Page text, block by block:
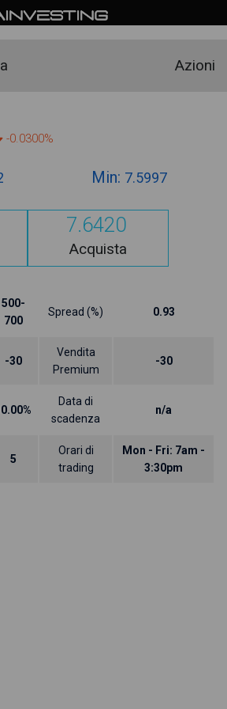
Azioni
-0.0300%
Min: 7.5997
7.6420
Acquista
500-
700
Spread (%) 0.93
-30
Vendita
Premium
-30
Data di
scadenza
n/a
5
Orari di
trading
Mon - Fri: 7am -
3:30pm